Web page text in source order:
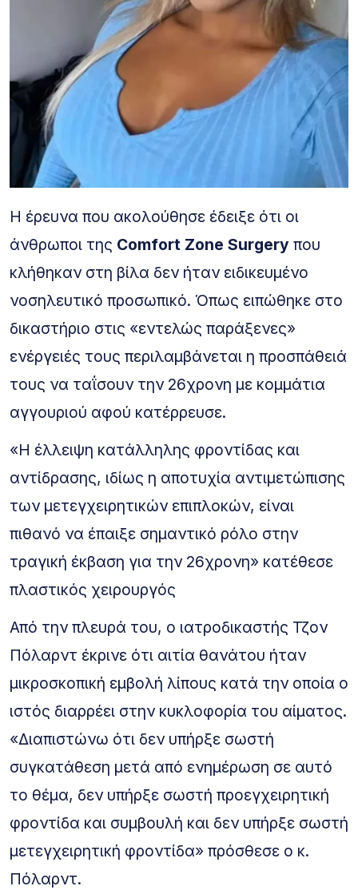
Η έρευνα που ακολούθησε έδειξε ότι οι
άνθρωποι της Comfort Zone Surgery που
κλήθηκαν στη βίλα δεν ήταν ειδικευμένο
νοσηλευτικό προσωπικό. Όπως ειπώθηκε στο
δικαστήριο στις «εντελώς παράξενες»
ενέργειές τους περιλαμβάνεται η προσπάθειά
τους να ταΐσουν την 26χρονη με κομμάτια
αγγουριού αφού κατέρρευσε.
«Η έλλειψη κατάλληλης φροντίδας και
αντίδρασης, ιδίως η αποτυχία αντιμετώπισης
των μετεγχειρητικών επιπλοκών, είναι
πιθανό να έπαιξε σημαντικό ρόλο στην
τραγική έκβαση για την 26χρονη» κατέθεσε
πλαστικός χειρουργός
Από την πλευρά του, ο ιατροδικαστής Τζον
Πόλαρντ έκρινε ότι αιτία θανάτου ήταν
μικροσκοπική εμβολή λίπους κατά την οποία ο
ιστός διαρρέει στην κυκλοφορία του αίματος.
«Διαπιστώνω ότι δεν υπήρξε σωστή
συγκατάθεση μετά από ενημέρωση σε αυτό
το θέμα, δεν υπήρξε σωστή προεγχειρητική
φροντίδα και συμβουλή και δεν υπήρξε σωστή
μετεγχειρητική φροντίδα» πρόσθεσε ο κ.
Πόλαρντ.